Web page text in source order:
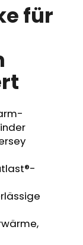
für